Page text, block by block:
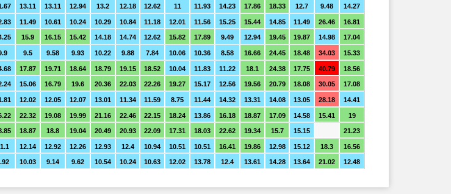
13.11 13.11 12.94 13.2 12.18 12.62 11 11.93 14.23 17.86 18.33 12.7 9.48 14.27
11.49 10.61 10.24 10.29 10.84 11.18 12.01 11.56 15.25 15.44 14.85 11.49 26.46 16.81
15.9 16.15 15.42 14.18 14.74 12.62 15.82 17.89 9.49 12.94 19.45 19.87 14.98 17.04
9.5 9.58 9.93 10.22 9.88 7.84 10.06 10.36 8.58 16.66 24.45 18.48 34.03 15.33
17.87 19.71 18.64 18.79 19.15 18.52 10.04 11.83 11.22 18.1 24.38 17.75 40.79 18.56
15.06 16.79 19.6 20.36 22.03 22.26 19.27 15.17 12.56 19.56 20.79 18.08 30.05 17.08
12.02 12.05 12.07 13.01 11.34 11.59 8.75 11.44 14.32 13.31 14.08 13.05 28.18 14.41
22.32 19.08 19.99 21.16 22.46 22.15 18.24 13.86 16.18 18.87 17.09 14.58 15.41 19
18.87 18.8 19.04 20.49 20.93 22.09 17.31 18.03 22.62 19.34 15.7 15.15 21.23
12.14 12.92 12.26 12.93 12.4 10.94 10.51 10.51 16.41 19.86 12.98 15.12 18.3 16.56
10.03 9.14 9.62 10.54 10.24 10.63 12.02 13.78 12.4 13.61 14.28 13.64 21.02 12.48